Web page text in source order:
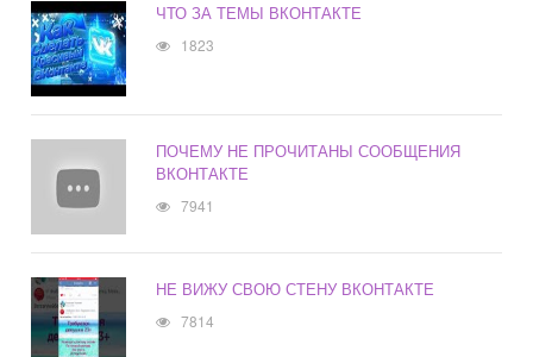
ЧТО ЗА ТЕМЫ ВКОНТАКТЕ
1823
ПОЧЕМУ НЕ ПРОЧИТАНЫ СООБЩЕНИЯ
ВКОНТАКТЕ
7941
НЕ ВИЖУ СВОЮ СТЕНУ ВКОНТАКТЕ
7814